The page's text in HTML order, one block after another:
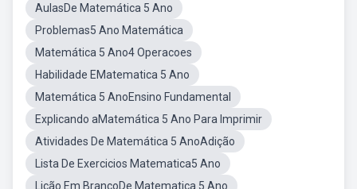
AulasDe Matemática 5 Ano
Problemas5 Ano Matemática
Matemática 5 Ano4 Operacoes
Habilidade EMatematica 5 Ano
Matemática 5 AnoEnsino Fundamental
Explicando aMatemática 5 Ano Para Imprimir
Atividades De Matemática 5 AnoAdição
Lista De Exercicios Matematica5 Ano
Lição Em BrancoDe Matematica 5 Ano